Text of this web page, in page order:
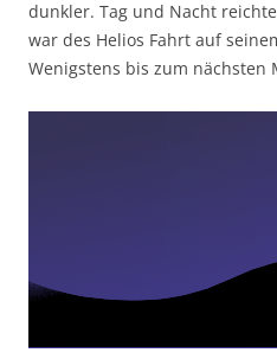
dunkler. Tag und Nacht
war des Helios Fahrt auf
Wenigstens bis zum nächsten